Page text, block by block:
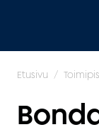
Etusivu